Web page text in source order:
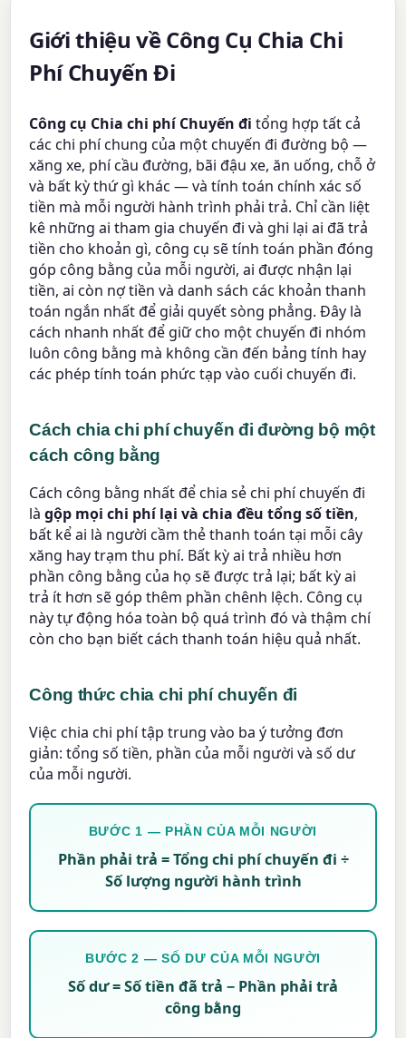
Giới thiệu về Công Cụ Chia Chi
Phí Chuyến Đi
Công cụ Chia chi phí Chuyến đi tổng hợp tất cả
các chi phí chung của một chuyến đi đường bộ —
xăng xe, phí cầu đường, bãi đậu xe, ăn uống, chỗ ở
và bất kỳ thứ gì khác — và tính toán chính xác số
tiền mà mỗi người hành trình phải trả. Chỉ cần liệt
kê những ai tham gia chuyến đi và ghi lại ai đã trả
tiền cho khoản gì, công cụ sẽ tính toán phần đóng
góp công bằng của mỗi người, ai được nhận lại
tiền, ai còn nợ tiền và danh sách các khoản thanh
toán ngắn nhất để giải quyết sòng phẳng. Đây là
cách nhanh nhất để giữ cho một chuyến đi nhóm
luôn công bằng mà không cần đến bảng tính hay
các phép tính toán phức tạp vào cuối chuyến đi.
Cách chia chi phí chuyến đi đường bộ một
cách công bằng
Cách công bằng nhất để chia sẻ chi phí chuyến đi
làgộp mọi chi phí lại và chia đều tổng số tiền,
bất kể ai là người cầm thẻ thanh toán tại mỗi cây
xăng hay trạm thu phí. Bất kỳ ai trả nhiều hơn
phần công bằng của họ sẽ được trả lại; bất kỳ ai
trả ít hơn sẽ góp thêm phần chênh lệch. Công cụ
này tự động hóa toàn bộ quá trình đó và thậm chí
còn cho bạn biết cách thanh toán hiệu quả nhất.
Công thức chia chi phí chuyến đi
Việc chia chi phí tập trung vào ba ý tưởng đơn
giản: tổng số tiền, phần của mỗi người và số dư
của mỗi người.
BƯỚC 1 — PHẦN CỦA MỖI NGƯỜI
Phần phải trả = Tổng chi phí chuyến đi ÷
Số lượng người hành trình
BƯỚC 2 — SỐ DƯ CỦA MỖI NGƯỜI
Số dư = Số tiền đã trả − Phần phải trả
công bằng